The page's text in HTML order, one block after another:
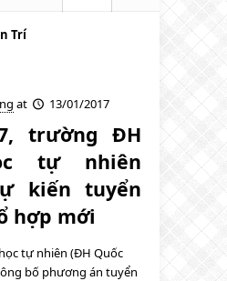
Trí
at 13/01/2017
trường ĐH
tự nhiên
kiến tuyển
hợp mới
tự nhiên (ĐH Quốc
bố phương án tuyển